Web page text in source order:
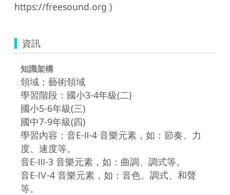
資訊
知識架構
領域：藝術領域
學習階段：國小3-4年級(二)
國小5-6年級(三)
國中7-9年級(四)
學習內容：音E-Ⅱ-4 音樂元素，如：節奏、力
度、速度等。
音E-Ⅲ-3 音樂元素，如：曲調、調式等。
音E-Ⅳ-4 音樂元素，如：音色、調式、和聲
等。